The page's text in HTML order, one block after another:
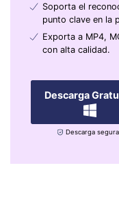
Soporta el
punto clave en la
Exporta a MP4,
con alta calidad.
Descarga
Descarga segura